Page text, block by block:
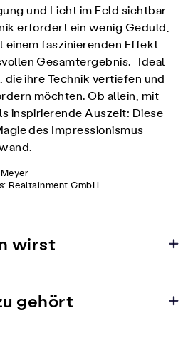
und Licht im Feld sichtbar
erfordert ein wenig Geduld,
einem faszinierenden Effekt
Gesamtergebnis. Ideal
ihre Technik vertiefen und
möchten. Ob allein, mit
inspirierende Auszeit: Diese
des Impressionismus
Realtainment GmbH
wirst
gehört